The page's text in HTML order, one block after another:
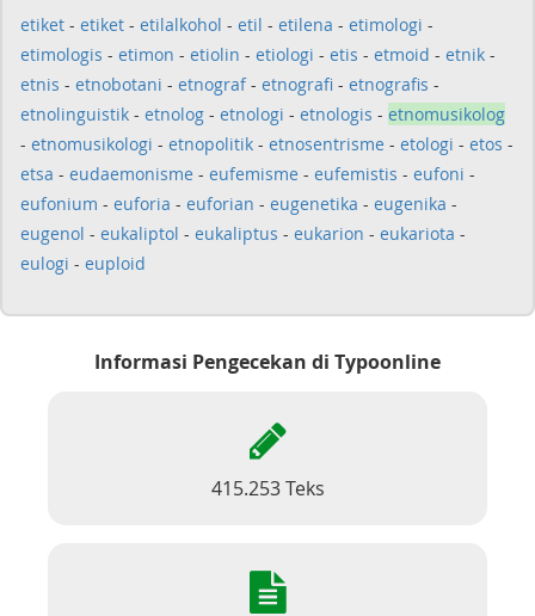
etiket - etiket - etilalkohol - etil - etilena - etimologi -
etimologis - etimon - etiolin - etiologi - etis - etmoid - etnik -
etnis - etnobotani - etnograf- etnografi - etnografis -
etnolinguistik - etnolog - etnologi - etnologis - etnomusikolog
- etnomusikologi - etnopolitik - etnosentrisme - etologi - etos -
etsa - eudaemonisme - eufemisme - eufemistis - eufoni -
eufonium - euforia - euforian - eugenetika - eugenika -
eugenol - eukaliptol - eukaliptus - eukarion - eukariota -
eulogi - euploid
Informasi Pengecekan di Typoonline
415.253 Teks